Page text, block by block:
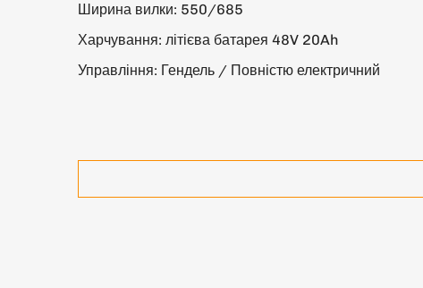
Ширина вилки: 550/685
Харчування: літієва батарея 48V 20Ah
Управління: Гендель / Повністю електричний